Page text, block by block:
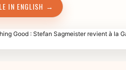
IN ENGLISH →